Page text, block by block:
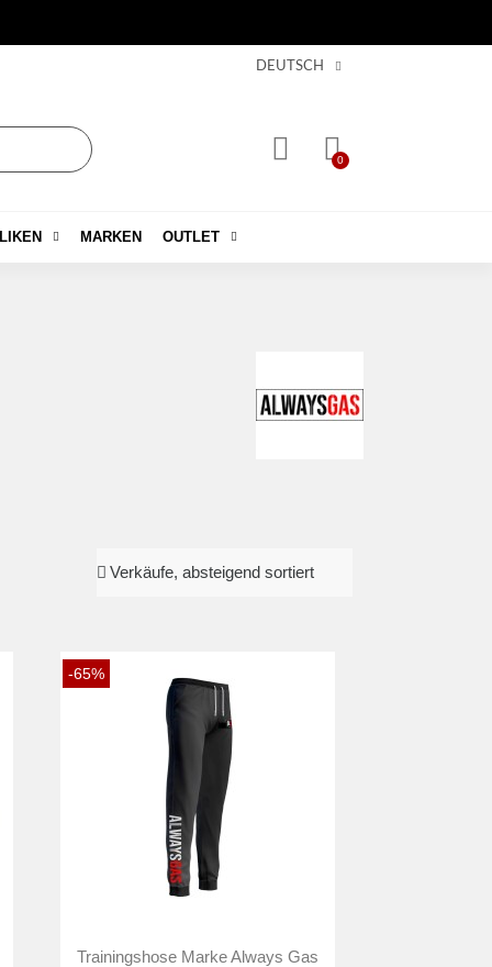
DEUTSCH
MARKEN OUTLET
-65%
Vorschau
Trainingshose Marke Always Gas